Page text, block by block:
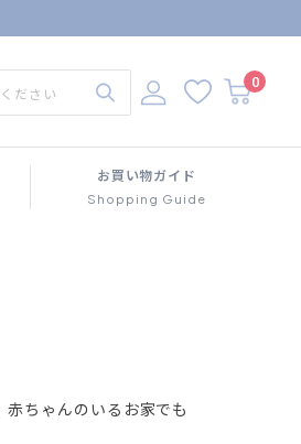
0
お買い物ガイド
Shopping Guide
ちゃんのいるお家でも